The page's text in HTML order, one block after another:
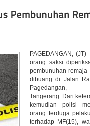
PAGEDANGAN,
orang saksi
pembunuhan remaja
dibuang di Jalan
Pagedangan,
Tangerang. Dari
kemudian polisi
orang terduga
terhadap MF(15),